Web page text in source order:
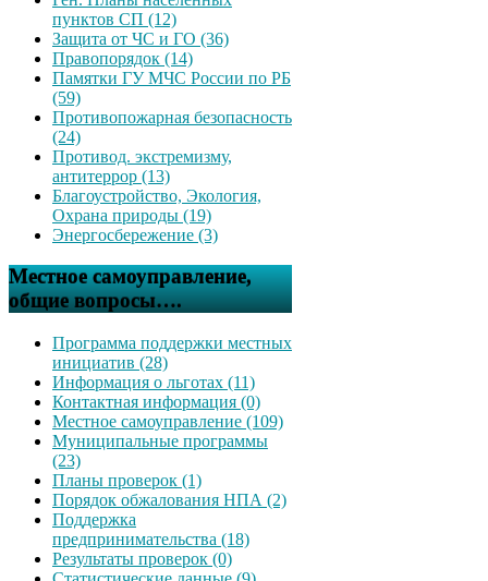
пунктов СП (12)
Защита от ЧС и ГО (36)
Правопорядок (14)
Памятки ГУ МЧС России по РБ
(59)
Противопожарная безопасность
(24)
Противод. экстремизму,
антитеррор (13)
Благоустройство, Экология,
Охрана природы (19)
Энергосбережение (3)
Местное самоуправление,
общие вопросы….
Программа поддержки местных
инициатив (28)
Информация о льготах (11)
Контактная информация (0)
Местное самоуправление (109)
Муниципальные программы
(23)
Планы проверок (1)
Порядок обжалования НПА (2)
Поддержка
предпринимательства (18)
Результаты проверок (0)